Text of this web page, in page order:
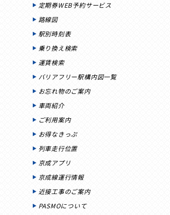
定期券WEB予約サービス
路線図
駅別時刻表
乗り換え検索
運賃検索
バリアフリー駅構内図一覧
お忘れ物のご案内
車両紹介
ご利用案内
お得なきっぷ
列車走行位置
京成アプリ
京成線運行情報
近接工事のご案内
PASMOについて